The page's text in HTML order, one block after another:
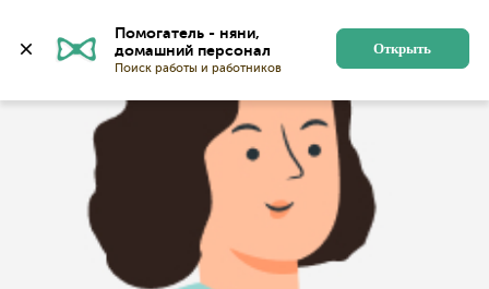
Помогатель - няни,
Поиск работы и работников
Открыть